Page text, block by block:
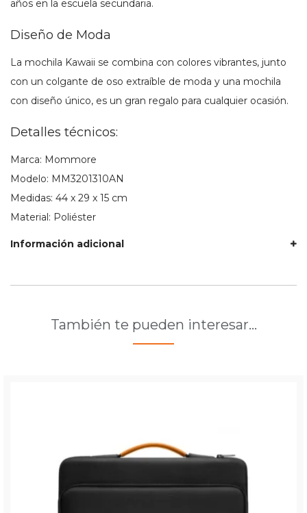
años en la escuela secundaria.
Diseño de Moda
La mochila Kawaii se combina con colores vibrantes, junto
con un colgante de oso extraíble de moda y una mochila
con diseño único, es un gran regalo para cualquier ocasión.
Detalles técnicos:
Marca: Mommore
Modelo: MM3201310AN
Medidas: 44 x 29 x 15 cm
Material: Poliéster
Información adicional
También te pueden interesar…